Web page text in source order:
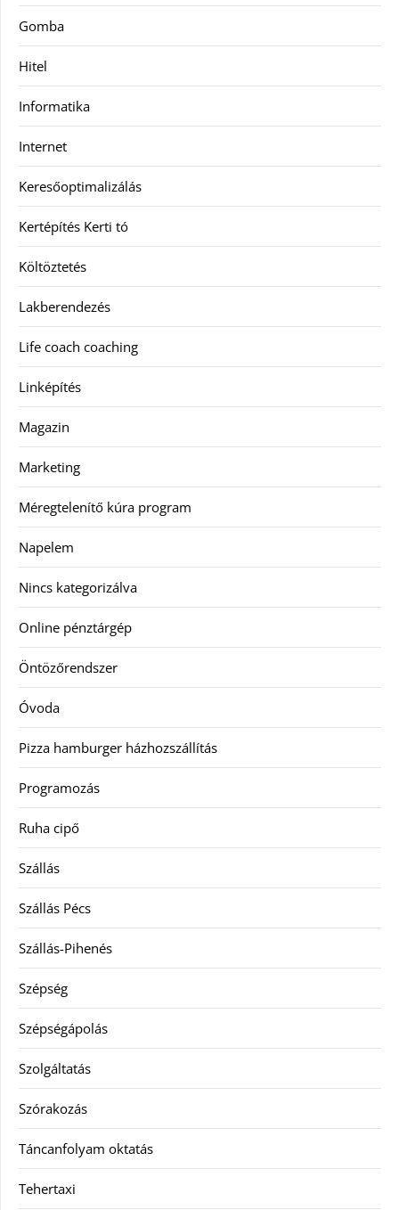
Gomba
Hitel
Informatika
Internet
Keresőoptimalizálás
Kertépítés Kerti tó
Költöztetés
Lakberendezés
Life coach coaching
Linképítés
Magazin
Marketing
Méregtelenítő kúra program
Napelem
Nincs kategorizálva
Online pénztárgép
Öntözőrendszer
Óvoda
Pizza hamburger házhozszállítás
Programozás
Ruha cipő
Szállás
Szállás Pécs
Szállás-Pihenés
Szépség
Szépségápolás
Szolgáltatás
Szórakozás
Táncanfolyam oktatás
Tehertaxi